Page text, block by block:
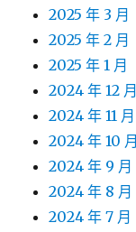
2025 年 3 月
2025 年 2 月
2025 年 1 月
2024 年 12 月
2024 年 11 月
2024 年 10 月
2024 年 9 月
2024 年 8 月
2024 年 7 月